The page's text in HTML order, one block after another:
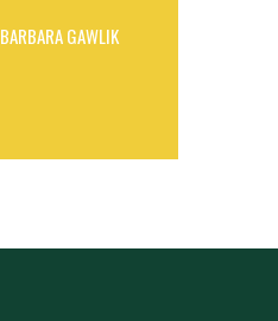
BARBARA GAWLIK